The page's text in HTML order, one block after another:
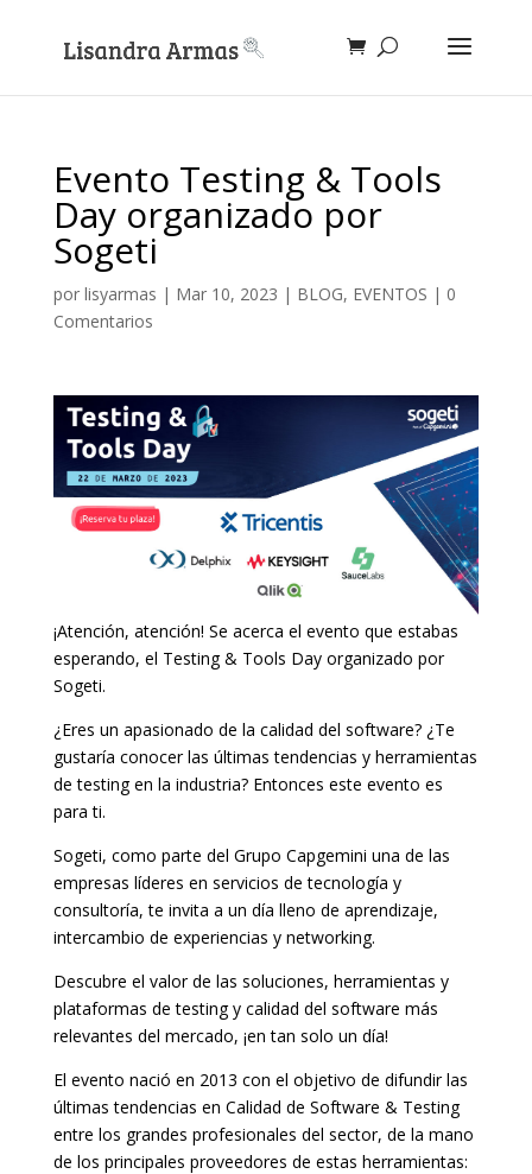
Evento Testing & Tools
Day organizado por
Sogeti
por lisyarmas | Mar 10, 2023 | BLOG, EVENTOS | 0
Comentarios
¡Atención, atención! Se acerca el evento que estabas
esperando, el Testing & Tools Day organizado por
Sogeti.
¿Eres un apasionado de la calidad del software? ¿Te
gustaría conocer las últimas tendencias y herramientas
de testing en la industria? Entonces este evento es
para ti.
Sogeti, como parte del Grupo Capgemini una de las
empresas líderes en servicios de tecnología y
consultoría, te invita a un día lleno de aprendizaje,
intercambio de experiencias y networking.
Descubre el valor de las soluciones, herramientas y
plataformas de testing y calidad del software más
relevantes del mercado, ¡en tan solo un día!
El evento nació en 2013 con el objetivo de difundir las
últimas tendencias en Calidad de Software & Testing
entre los grandes profesionales del sector, de la mano
de los principales proveedores de estas herramientas: